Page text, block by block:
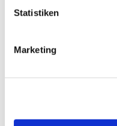
Statistiken
Marketing